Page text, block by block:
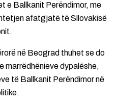
e Ballkanit Perëndimor, me
afatgjatë të Sllovakisë
në Beograd thuhet se do
marrëdhënieve dypalëshe,
të Ballkanit Perëndimor në